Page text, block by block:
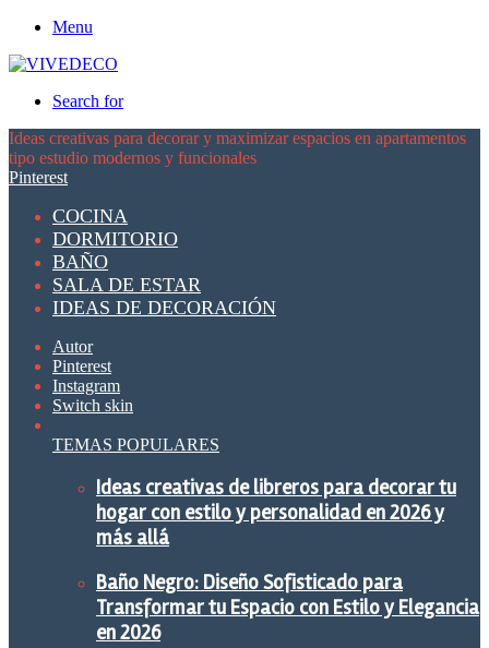
Menu
Search for
Ideas creativas para decorar y maximizar espacios en apartamentos
tipo estudio modernos y funcionales
Pinterest
COCINA
DORMITORIO
BAÑO
SALA DE ESTAR
IDEAS DE DECORACIÓN
Autor
Pinterest
Instagram
Switch skin
TEMAS POPULARES
Ideas creativas de libreros para decorar tu
hogar con estilo y personalidad en 2026 y
más allá
Baño Negro: Diseño Sofisticado para
Transformar tu Espacio con Estilo y Elegancia
en 2026